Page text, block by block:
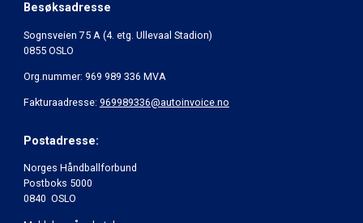
Besøksadresse
Sognsveien 75 A (4. etg. Ullevaal Stadion)
0855 OSLO
Org.nummer: 969 989 336 MVA
Fakturaadresse: 969989336@autoinvoice.no
Postadresse:
Norges Håndballforbund
Postboks 5000
0840 OSLO